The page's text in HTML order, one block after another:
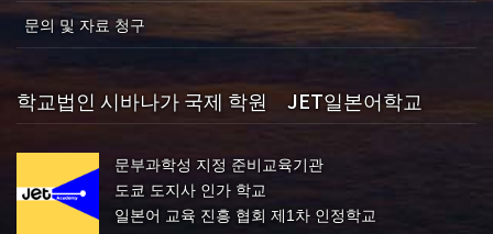
문의 및 자료 청구
학교법인 시바나가 국제 학원 JET일본어학교
문부과학성 지정 준비교육기관
도쿄 도지사 인가 학교
일본어 교육 진흥 협회 제1차 인정학교